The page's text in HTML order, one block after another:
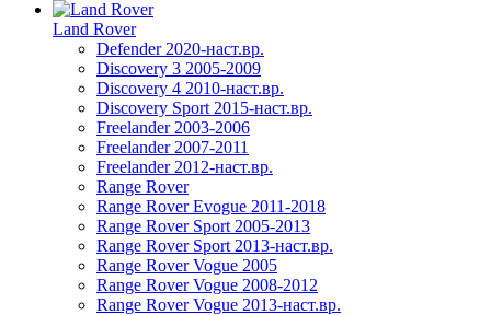
Land Rover
Defender 2020-наст.вр.
Discovery 3 2005-2009
Discovery 4 2010-наст.вр.
Discovery Sport 2015-наст.вр.
Freelander 2003-2006
Freelander 2007-2011
Freelander 2012-наст.вр.
Range Rover
Range Rover Evogue 2011-2018
Range Rover Sport 2005-2013
Range Rover Sport 2013-наст.вр.
Range Rover Vogue 2005
Range Rover Vogue 2008-2012
Range Rover Vogue 2013-наст.вр.